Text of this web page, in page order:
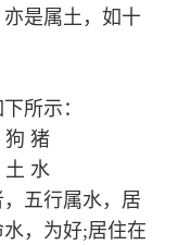
是属土，如十
所示：
狗 猪
土 水
五行属水，居
，为好;居住在